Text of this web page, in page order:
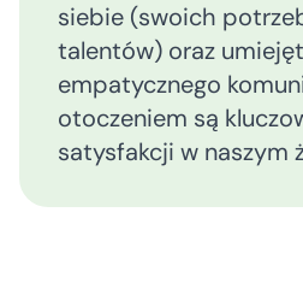
siebie (swoich
talentów) oraz
empatycznego
otoczeniem są
satysfakcji w naszym